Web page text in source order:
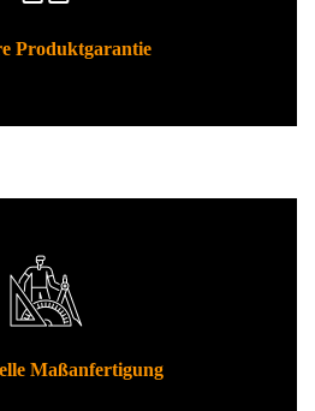
Produktgarantie
Maßanfertigung